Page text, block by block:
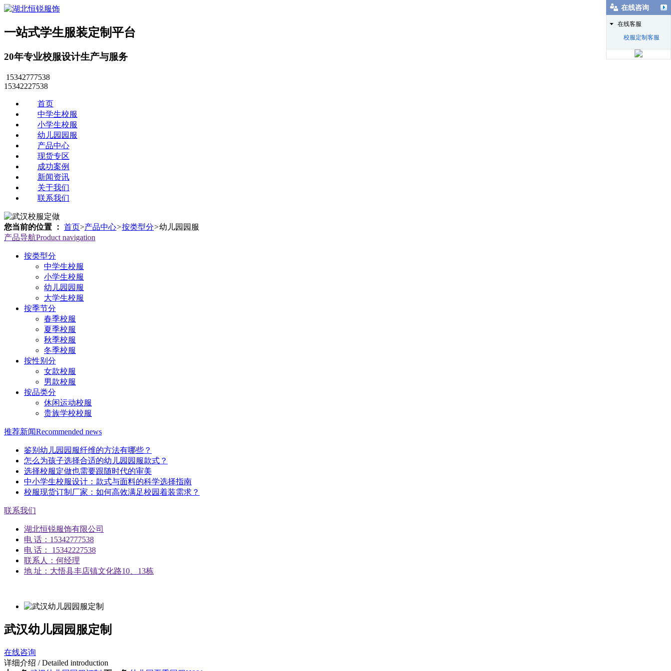
一站式学生服装定制平台
20年专业校服设计生产与服务
15342777538
15342227538
首页
中学生校服
小学生校服
幼儿园园服
产品中心
现货专区
成功案例
新闻资讯
关于我们
联系我们
您当前的位置 ： 首页>产品中心>按类型分>幼儿园园服
产品导航Product navigation
按类型分
中学生校服
小学生校服
幼儿园园服
大学生校服
按季节分
春季校服
夏季校服
秋季校服
冬季校服
按性别分
女款校服
男款校服
按品类分
休闲运动校服
贵族学校校服
推荐新闻Recommended news
鉴别幼儿园园服纤维的方法有哪些？
怎么为孩子选择合适的幼儿园园服款式？
选择校服定做也需要跟随时代的审美
中小学生校服设计：款式与面料的科学选择指南
校服现货订制厂家：如何高效满足校园着装需求？
联系我们
湖北恒锐服饰有限公司
电 话：15342777538
电 话： 15342227538
联系人：何经理
地 址：大悟县丰店镇文化路10、13栋
武汉幼儿园园服定制
在线咨询
详细介绍 / Detailed introduction
在线咨询
在线客服
校服定制客服